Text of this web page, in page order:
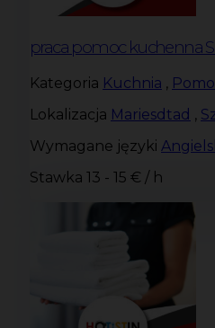
praca pomoc kuchenna
Kategoria Kuchnia ,
Lokalizacja Mariesdtad ,
Wymagane języki
Stawka 13 - 15 € / h